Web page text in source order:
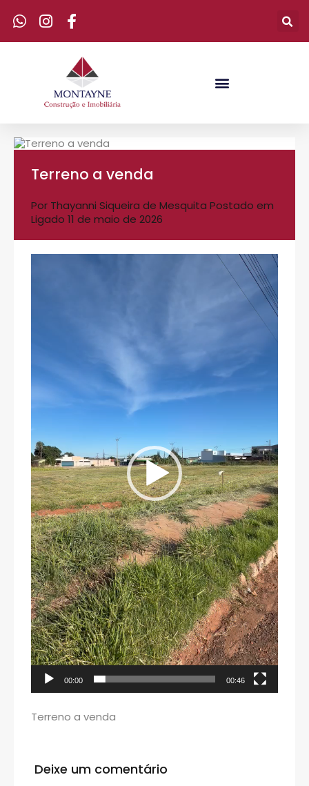
Terreno a venda
Por Thayanni Siqueira de Mesquita Postado em
Ligado 11 de maio de 2026
00:00 00:46
Terreno a venda
Deixe um comentário